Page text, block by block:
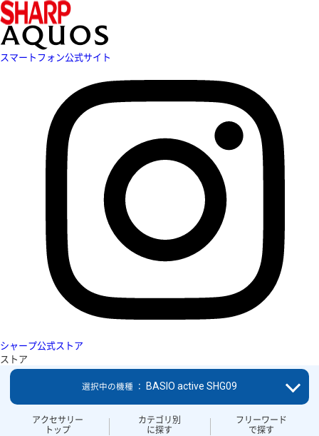
スマートフォン公式サイト
シャープ公式ストア
ストア
アクセサリー
トップ
カテゴリ別
に探す
フリーワード
で探す
選択中の機種 ： BASIO active SHG09